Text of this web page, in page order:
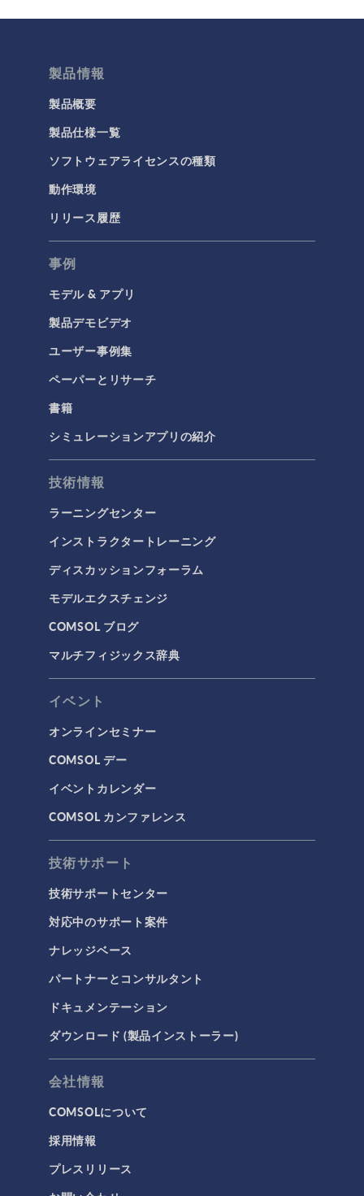
結果と可視化
今日の科学
化学
バッテリデザイン
化学反応工学
燃料電池＆電解槽
腐食＆防食
構造と音響
MEMSと圧電デバイス
材料モデル
構造ダイナミクス
音響と振動
マイクロフルイディクス
伝熱
分子流
多孔質材料流れ
流体流れの粒子追跡
計算流体力学（CFD）
電磁気学
プラズマ物理
低周波電磁気学
光線光学
半導体デバイス
波動光学
荷電粒子追跡
タグ
3Dプリンティング
AC/DC モジュール
AC/DCモジュール
CAD インポートモジュール
CFDモジュール
IoT
MEMS モジュール
MEMSモジュール
製品情報
製品概要
製品仕様一覧
ソフトウェアライセンスの種類
動作環境
リリース履歴
事例
モデル & アプリ
製品デモビデオ
ユーザー事例集
ペーパーとリサーチ
書籍
シミュレーションアプリの紹介
技術情報
ラーニングセンター
インストラクタートレーニング
ディスカッションフォーラム
モデルエクスチェンジ
COMSOL ブログ
マルチフィジックス辞典
イベント
オンラインセミナー
COMSOL デー
イベントカレンダー
COMSOL カンファレンス
技術サポート
技術サポートセンター
対応中のサポート案件
ナレッジベース
パートナーとコンサルタント
ドキュメンテーション
ダウンロード (製品インストーラー)
会社情報
COMSOLについて
採用情報
プレスリリース